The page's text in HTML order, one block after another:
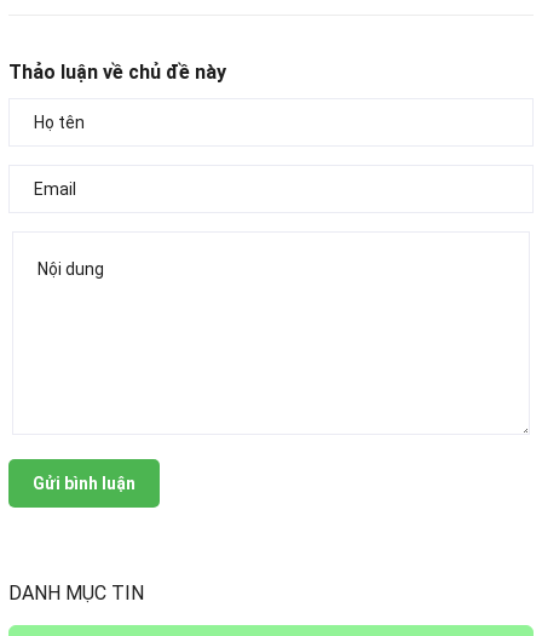
DANH MỤC TIN
Thảo luận về chủ đề này
Gửi bình luận